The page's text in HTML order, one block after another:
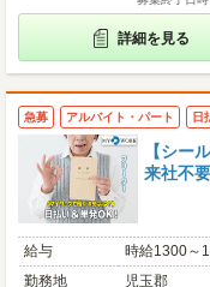
詳細を見る
急募 アルバイト・パート 日
【シー
来社不
給与
時給1300～
勤務地
児玉郡